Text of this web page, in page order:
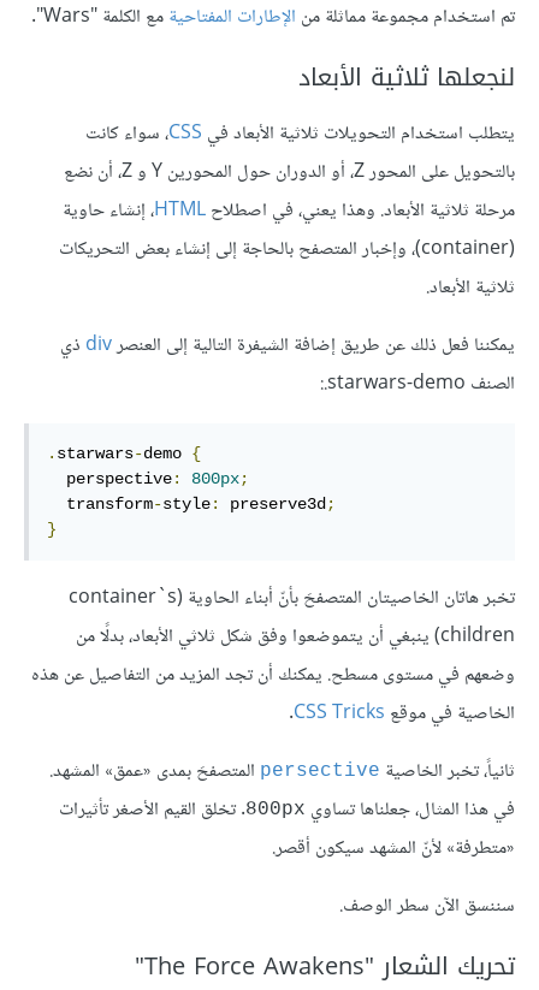
تم استخدام مجموعة مماثلة من الإطارات المفتاحيةمع الكلمة "Wars".
لنجعلها ثلاثية الأبعاد
يتطلب استخدام التحويلات ثلاثية الأبعاد في CSS، سواء كانت
بالتحويل على المحور Z، أو الدوران حول المحورين Y و Z، أن نضع
مرحلة ثلاثية الأبعاد. وهذا يعني، في اصطلاحHTML، إنشاء حاوية
(container)، وإخبار المتصفح بالحاجة إلى إنشاء بعض التحريكات
ثلاثية الأبعاد.
يمكننا فعل ذلك عن طريق إضافة الشيفرة التالية إلى العنصرdiv ذي
الصنف .starwars-demo:
. starwars-demo {
  perspective
: 800px;
  transform
-style: preserve3d;
}
تخبر هاتان الخاصيتان المتصفحَ بأنّ أبناء الحاوية (container`s
children) ينبغي أن يتموضعوا وفق شكل ثلاثي الأبعاد، بدلًا من
وضعهم في مستوى مسطح. يمكنك أن تجد المزيد من التفاصيل عن هذه
الخاصية في موقع CSS Tricks
.
ثانياً، تخبر الخاصية persective المتصفحَ بمدى «عمق» المشهد.
في هذا المثال، جعلناها تساوي 800px. تخلق القيم الأصغر تأثيرات
«متطرفة» لأنّ المشهد سيكون أقصر.
سننسق الآن سطر الوصف.
تحريك الشعار "The Force Awakens"